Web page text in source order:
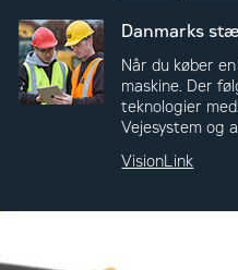
Danmarks
Når du køber
maskine. Der
teknologier
Vejesystem og
VisionLink